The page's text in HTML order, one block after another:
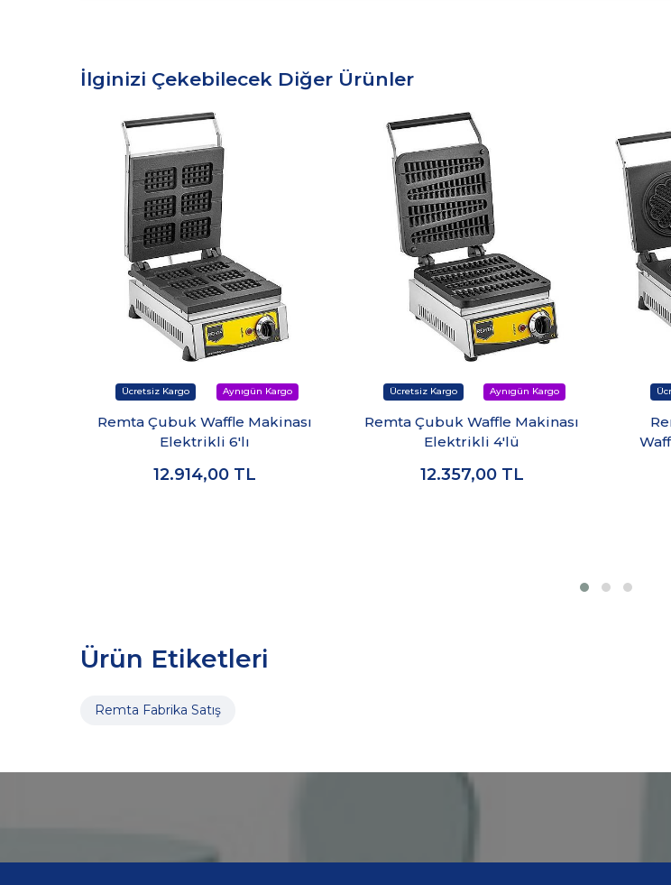
İlginizi Çekebilecek Diğer Ürünler
Remta Çubuk Waffle Makinası
Elektrikli 6'lı
12.914,00 TL
Remta Çubuk Waffle Makinası
Elektrikli 4'lü
12.357,00 TL
Ürün Etiketleri
Remta Fabrika Satış